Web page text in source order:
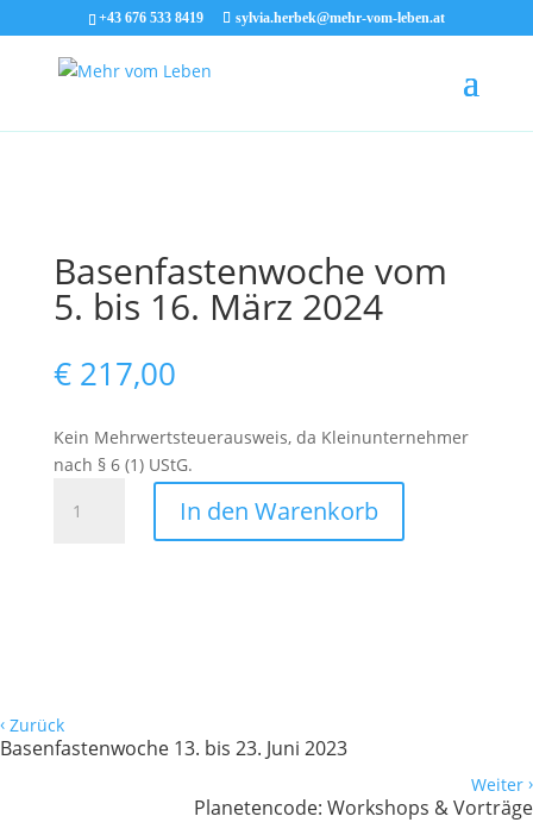
+43 676 533 8419 sylvia.herbek@mehr-vom-leben.at
Basenfastenwoche vom
5. bis 16. März 2024
€217,00
Kein Mehrwertsteuerausweis, da Kleinunternehmer
nach § 6 (1) UStG.
Basenfastenwoche
vom
In den Warenkorb
‹ Zurück
Basenfastenwoche 13. bis 23. Juni 2023
Weiter ›
Planetencode: Workshops & Vorträge